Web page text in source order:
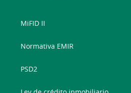
MiFID II
Normativa EMIR
PSD2